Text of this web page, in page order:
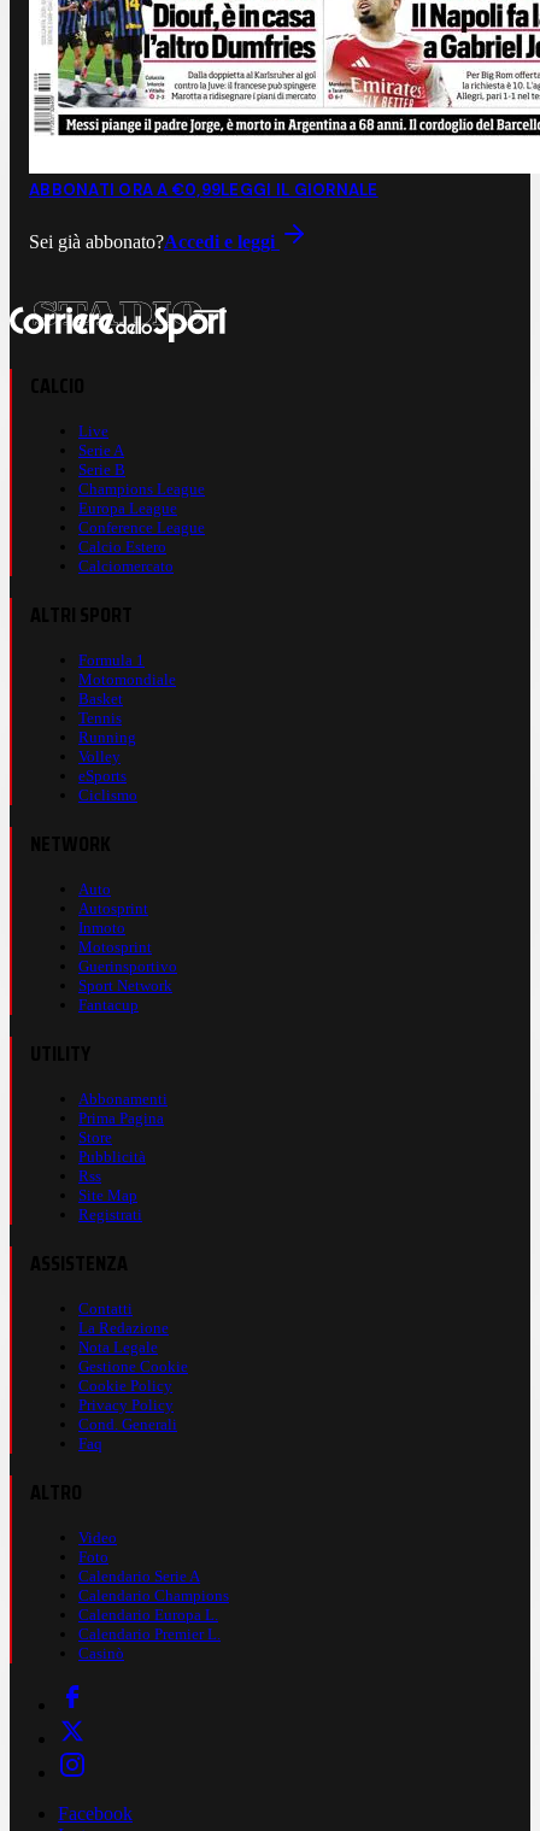
ABBONATI ORA A €0,99LEGGI IL GIORNALE
Sei già abbonato?Accedi e leggi
Live
Serie A
Serie B
Champions League
Europa League
Conference League
Calcio Estero
Calciomercato
Formula 1
Motomondiale
Basket
Tennis
Running
Volley
eSports
Ciclismo
Auto
Autosprint
Inmoto
Motosprint
Guerinsportivo
Sport Network
Fantacup
Abbonamenti
Prima Pagina
Store
Pubblicità
Rss
Site Map
Registrati
Contatti
La Redazione
Nota Legale
Gestione Cookie
Cookie Policy
Privacy Policy
Cond. Generali
Faq
Video
Foto
Calendario Serie A
Calendario Champions
Calendario Europa L.
Calendario Premier L.
Casinò
Facebook